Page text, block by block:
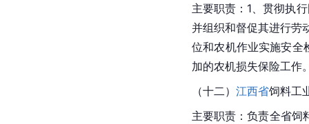
主要职责：1、贯彻执
并组织和督促其进行劳
位和农机作业实施安全
加的农机损失保险工作
（十二） 江西省饲料工
主要职责：负责全省饲